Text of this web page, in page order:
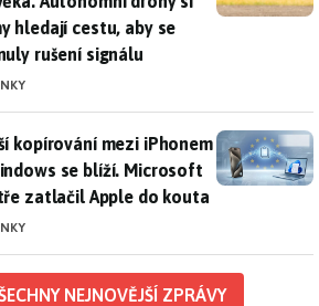
hledají cestu, aby se
rušení signálu
kopírování mezi iPhonem a
kopírování mezi iPhonem
se blíží. Microsoft
zatlačil Apple do kouta
NEJNOVĚJŠÍ ZPRÁVY